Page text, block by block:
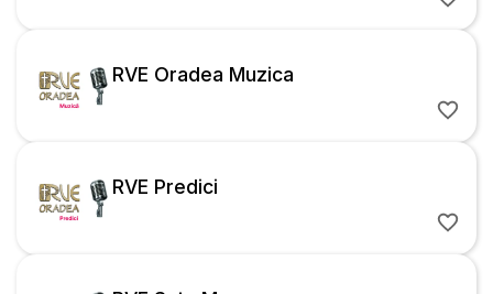
RVE Oradea Muzica
RVE Predici